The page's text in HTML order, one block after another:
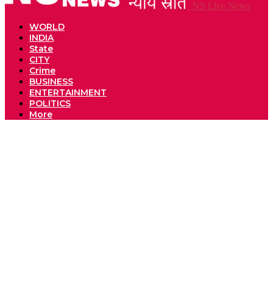
NS Live News
WORLD
INDIA
State
CITY
Crime
BUSINESS
ENTERTAINMENT
POLITICS
More